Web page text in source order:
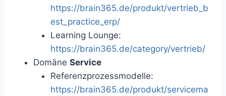
https://brain365.de/produkt/vertrieb_b
est_practice_erp/
Learning Lounge:
https://brain365.de/category/vertrieb/
Domäne Service
Referenzprozessmodelle:
https://brain365.de/produkt/servicema